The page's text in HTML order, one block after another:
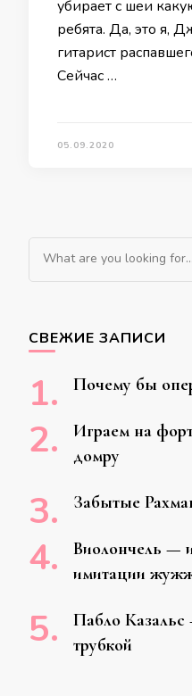
убирает с шеи
ребята. Да, это я,
гитарист
Сейчас …
05.09.2020
Ищите что-то?
СВЕЖИЕ ЗАПИСИ
Почему бы
Играем на
домру
Забытые
Виолончель —
имитации
Пабло Казальс
трубкой